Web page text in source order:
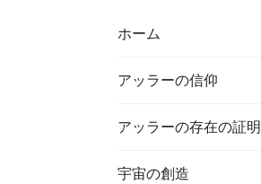
ホーム
アッラーの信仰
アッラーの存在の証明
宇宙の創造